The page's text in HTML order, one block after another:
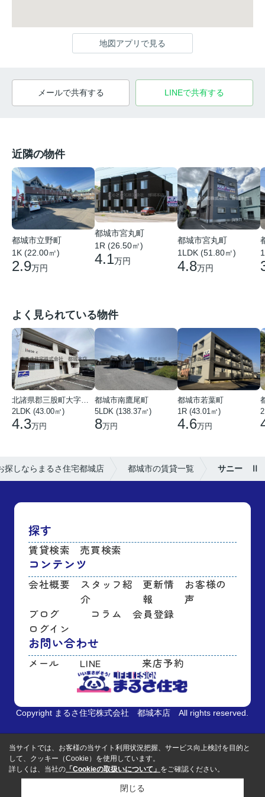
地図アプリで見る
メールで共有する LINEで共有する
近隣の物件
都城市立野町
1K (22.00㎡)
2.9万円
都城市宮丸町
1R (26.50㎡)
4.1万円
都城市宮丸町
1LDK (51.80㎡)
4.8万円
よく見られている物件
北諸県郡三股町大字蓼池
2LDK (43.00㎡)
4.3万円
都城市南鷹尾町
5LDK (138.37㎡)
8万円
都城市若葉町
1R (43.01㎡)
4.6万円
探しならまるさ住宅都城店 都城市の賃貸一覧 サニー Ⅱ
探す
賃貸検索 売買検索
コンテンツ
会社概要
スタッフ紹
介
更新情
報
お客様の
声
ブログ
コラム
会員登録
ログイン
お問い合わせ
メール LINE 来店予約
Copyright まるさ住宅株式会社 都城本店 All rights reserved.
当サイトでは、お客様の当サイト利用状況把握、サービス向上検討を目的と
して、クッキー（Cookie）を使用しています。
詳しくは、当社の 「Cookieの取扱いについて」 をご確認ください。
閉じる